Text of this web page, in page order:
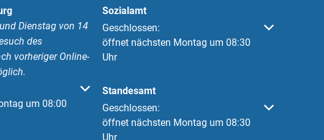
Dienstag von 14
des
vorheriger Online-
oder Schließzeiten auszublenden
um 08:00
Sozialamt
Klicken, um weitere Öffnungs- oder Schließzeiten
Geschlossen:
öffnet nächsten Montag um 08:30
Uhr
Standesamt
Klicken, um weitere Öffnungs- oder Schließzeiten
Geschlossen:
öffnet nächsten Montag um 08:30
Uhr